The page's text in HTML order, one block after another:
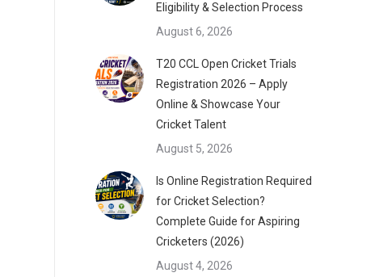
Eligibility & Selection Process
August 6, 2026
T20 CCL Open Cricket Trials
Registration 2026 – Apply
Online & Showcase Your
Cricket Talent
August 5, 2026
Is Online Registration Required
for Cricket Selection?
Complete Guide for Aspiring
Cricketers (2026)
August 4, 2026